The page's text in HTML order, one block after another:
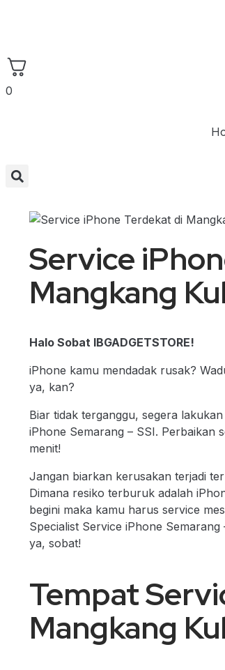
0
Service
Mangkang
Halo Sobat IBGADGETSTORE!
iPhone kamu mendadak rusak?
ya, kan?
Biar tidak terganggu, segera
iPhone Semarang – SSI. Perbaikan
menit!
Jangan biarkan kerusakan terjadi
Dimana resiko terburuk adalah
begini maka kamu harus service
Specialist Service iPhone
ya, sobat!
Tempat
Mangkang